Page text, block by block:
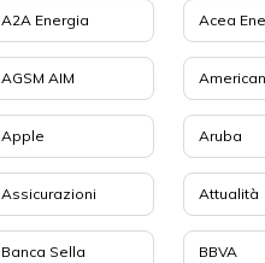
A2A Energia Acea
AGSM AIM
Apple Aruba
Assicurazioni Attualità
Banca Sella BBVA